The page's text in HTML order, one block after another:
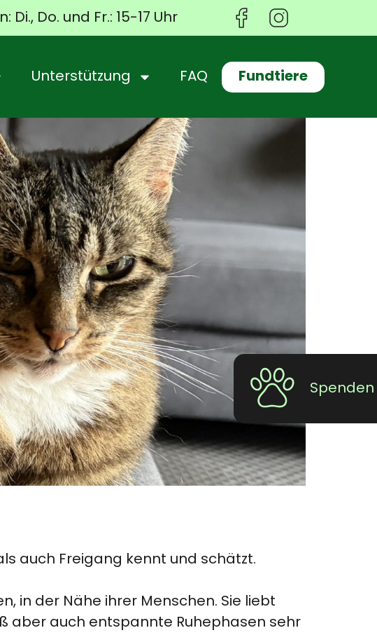
Di., Do. und Fr.: 15-17 Uhr
Spenden
Unterstützung FAQ Fundtiere
auch Freigang kennt und schätzt.
in der Nähe ihrer Menschen. Sie liebt
aber auch entspannte Ruhephasen sehr